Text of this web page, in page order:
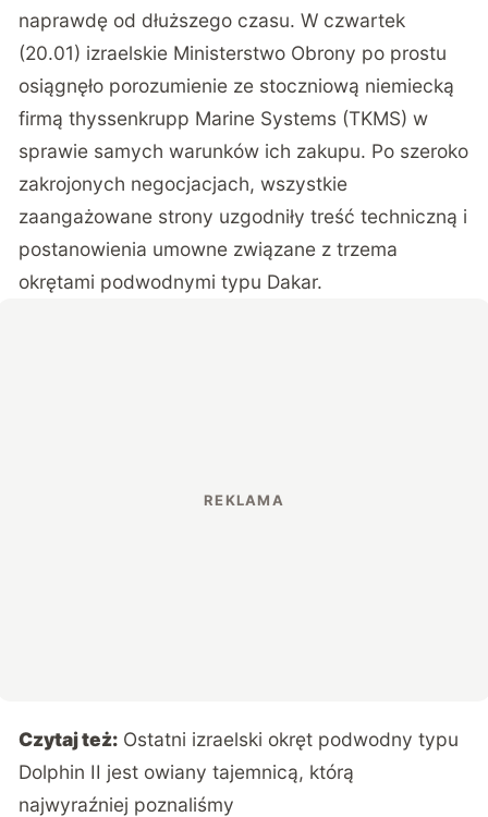
naprawdę od dłuższego czasu. W czwartek
(20.01) izraelskie Ministerstwo Obrony po prostu
osiągnęło porozumienie ze stoczniową niemiecką
firmą thyssenkrupp Marine Systems (TKMS) w
sprawie samych warunków ich zakupu. Po szeroko
zakrojonych negocjacjach, wszystkie
zaangażowane strony uzgodniły treść techniczną i
postanowienia umowne związane z trzema
okrętami podwodnymi typu Dakar.
Czytaj też: Ostatni izraelski okręt podwodny typu
Dolphin II jest owiany tajemnicą, którą
najwyraźniej poznaliśmy